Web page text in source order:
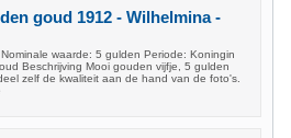
goud 1912 - Wilhelmina -
waarde: 5 gulden Periode: Koningin
Beschrijving Mooi gouden vijfje, 5 gulden
zelf de kwaliteit aan de hand van de foto's.